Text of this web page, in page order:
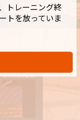
トレーニング終
トを放っていま